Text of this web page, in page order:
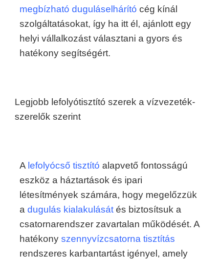
megbízható duguláselhárító cég kínál
szolgáltatásokat, így ha itt él, ajánlott egy
helyi vállalkozást választani a gyors és
hatékony segítségért.
Legjobb lefolyótisztító szerek a vízvezeték-
szerelők szerint
A lefolyócső tisztító alapvető fontosságú
eszköz a háztartások és ipari
létesítmények számára, hogy megelőzzük
a dugulás kialakulását és biztosítsuk a
csatornarendszer zavartalan működését. A
hatékony szennyvízcsatorna tisztítás
rendszeres karbantartást igényel, amely